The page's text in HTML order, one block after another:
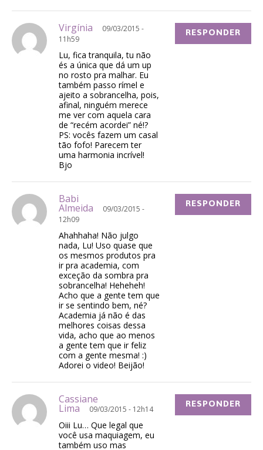
Virgínia
09/03/2015 -
11h59
Lu, fica tranquila, tu não
és a única que dá um up
no rosto pra malhar. Eu
também passo rímel e
ajeito a sobrancelha, pois,
afinal, ninguém merece
me ver com aquela cara
de “recém acordei” né!?
PS: vocês fazem um casal
tão fofo! Parecem ter
uma harmonia incrível!
Bjo
RESPONDER
Babi
Almeida
09/03/2015 -
12h09
Ahahhaha! Não julgo
nada, Lu! Uso quase que
os mesmos produtos pra
ir pra academia, com
exceção da sombra pra
sobrancelha! Heheheh!
Acho que a gente tem que
ir se sentindo bem, né?
Academia já não é das
melhores coisas dessa
vida, acho que ao menos
a gente tem que ir feliz
com a gente mesma! :)
Adorei o video! Beijão!
RESPONDER
Cassiane
Lima 09/03/2015 - 12h14
Oiii Lu… Que legal que
você usa maquiagem, eu
também uso mas
RESPONDER